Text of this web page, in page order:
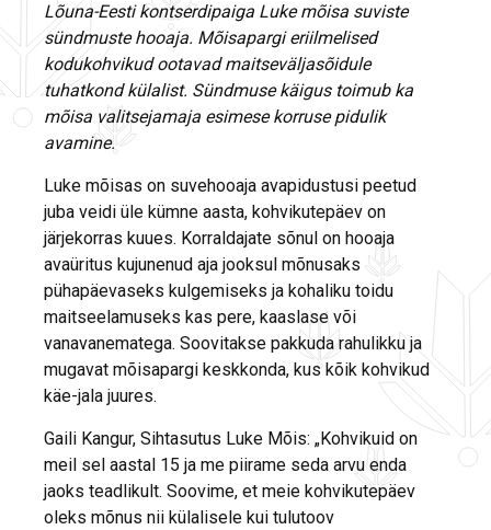
Lõuna-Eesti kontserdipaiga Luke mõisa suviste
sündmuste hooaja. Mõisapargi eriilmelised
kodukohvikud ootavad maitseväljasõidule
tuhatkond külalist. Sündmuse käigus toimub ka
mõisa valitsejamaja esimese korruse pidulik
avamine.
Luke mõisas on suvehooaja avapidustusi peetud
juba veidi üle kümne aasta, kohvikutepäev on
järjekorras kuues. Korraldajate sõnul on hooaja
avaüritus kujunenud aja jooksul mõnusaks
pühapäevaseks kulgemiseks ja kohaliku toidu
maitseelamuseks kas pere, kaaslase või
vanavanematega. Soovitakse pakkuda rahulikku ja
mugavat mõisapargi keskkonda, kus kõik kohvikud
käe-jala juures.
Gaili Kangur, Sihtasutus Luke Mõis: „Kohvikuid on
meil sel aastal 15 ja me piirame seda arvu enda
jaoks teadlikult. Soovime, et meie kohvikutepäev
oleks mõnus nii külalisele kui tulutoov